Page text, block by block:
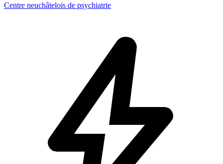
Centre neuchâtelois de psychiatrie